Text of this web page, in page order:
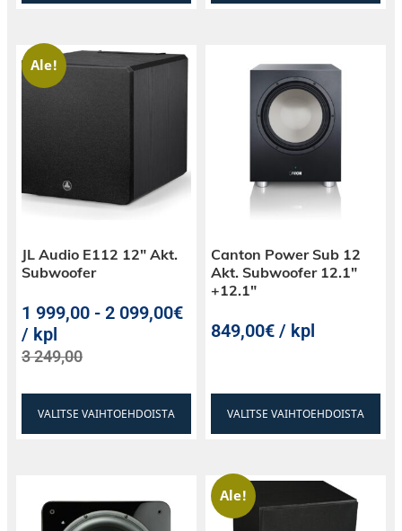
Ale!
JL Audio E112 12″ Akt.
Subwoofer
1 999,00 -2 099,00€
/ kpl
3 249,00
VALITSE VAIHTOEHDOISTA
Canton Power Sub 12
Akt. Subwoofer 12.1″
+12.1″
849,00€ / kpl
VALITSE VAIHTOEHDOISTA
Ale!